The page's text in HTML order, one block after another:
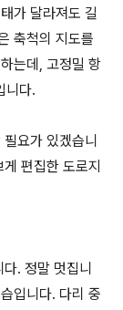
가 달라져도 길
축척의 지도를
는데, 고정밀 항
니다.
요가 있겠습니
편집한 도로지
. 정말 멋집니
입니다. 다리 중